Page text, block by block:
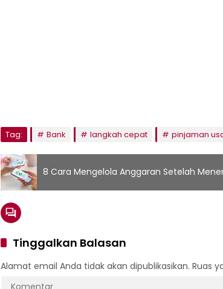
Tag: Bank langkah cepat pinjaman
8 Cara Mengelola Anggaran Setelah
Tinggalkan Balasan
Alamat email Anda tidak akan dipublikasikan. Ruas